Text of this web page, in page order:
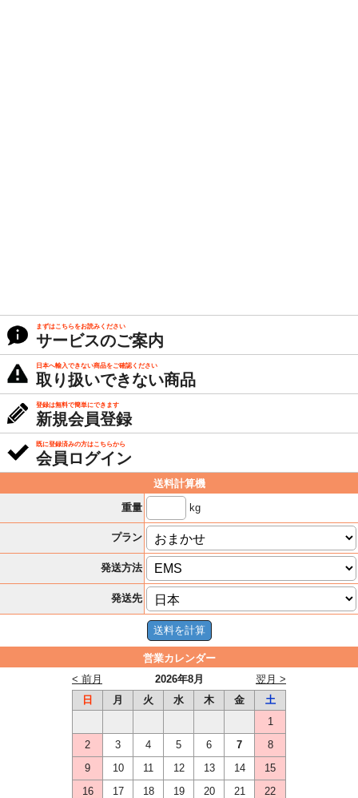
まずはこちらをお読みください
サービスのご案内
日本へ輸入できない商品をご確認ください
取り扱いできない商品
登録は無料で簡単にできます
新規会員登録
既に登録済みの方はこちらから
会員ログイン
送料計算機
重量
kg
プラン
発送方法
発送先
営業カレンダー
2026年8月
< 前月
翌月 >
日
月 火 水 木 金
土
1
2
3 4 5 6 7
8
9
10 11 12 13 14
15
16
17 18 19 20 21
22